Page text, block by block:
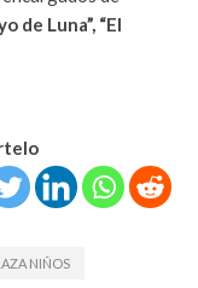
de Luna”, “El
NIÑOS